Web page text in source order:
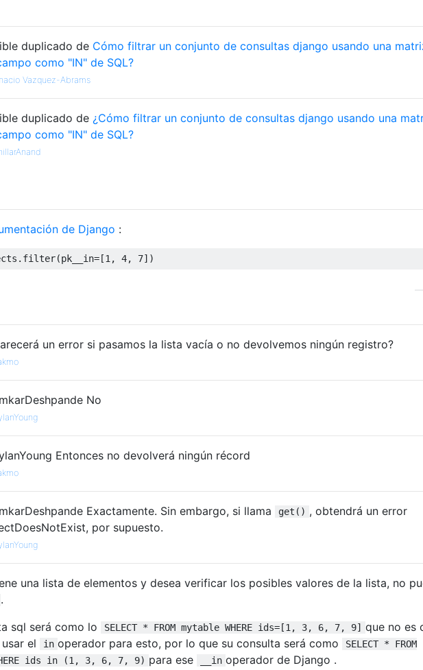
duplicado de Cómo filtrar un conjunto de consultas django usando una
como "IN" de SQL?
Vazquez-Abrams
duplicado de ¿Cómo filtrar un conjunto de consultas django usando una
como "IN" de SQL?
de Django :
. filter(pk__in=[1 , 4, 7])
un error si pasamos la lista vacía o no devolvemos ningún registro?
No
Entonces no devolverá ningún récord
Exactamente. Sin embargo, si llama get() , obtendrá un error
por supuesto.
una lista de elementos y desea verificar los posibles valores de la lista, no
.
sql será como lo
SELECT * FROM mytable WHERE ids=[1, 3, 6, 7, 9] que no es
el
in operador para esto, por lo que su consulta será como
SELECT * FROM
ids in (1, 3, 6, 7, 9) para ese __in operador de Django .